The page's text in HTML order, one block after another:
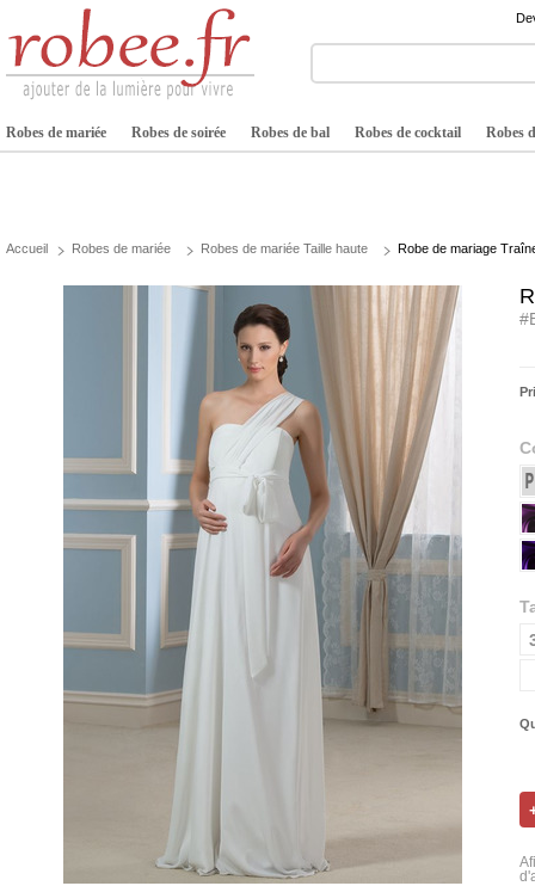
Robes de mariée Robes de soirée Robes de bal Robes de cocktail Robes
Accueil Robes de mariée Robes de mariée Taille haute Robe de mariage